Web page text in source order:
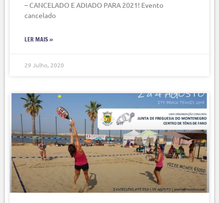
– CANCELADO E ADIADO PARA 2021! Evento
cancelado
LER MAIS »
29 Julho, 2020